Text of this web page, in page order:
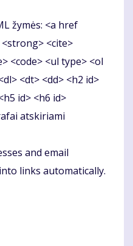
žymės: <a href
<cite>
<code> <ul type> <ol
<dt> <dd> <h2 id>
id> <h6 id>
atskiriami
and email
links automatically.